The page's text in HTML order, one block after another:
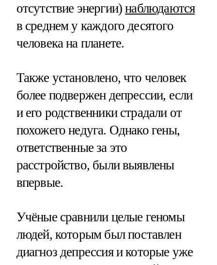
отсутствие энергии)наблюдаются
в среднем у каждого десятого
человека на планете.
Также установлено, что человек
более подвержен депрессии, если
и его родственники страдали от
похожего недуга. Однако гены,
ответственные за это
расстройство, были выявлены
впервые.
Учёные сравнили целые геномы
людей, которым был поставлен
диагноз депрессия и которые уже